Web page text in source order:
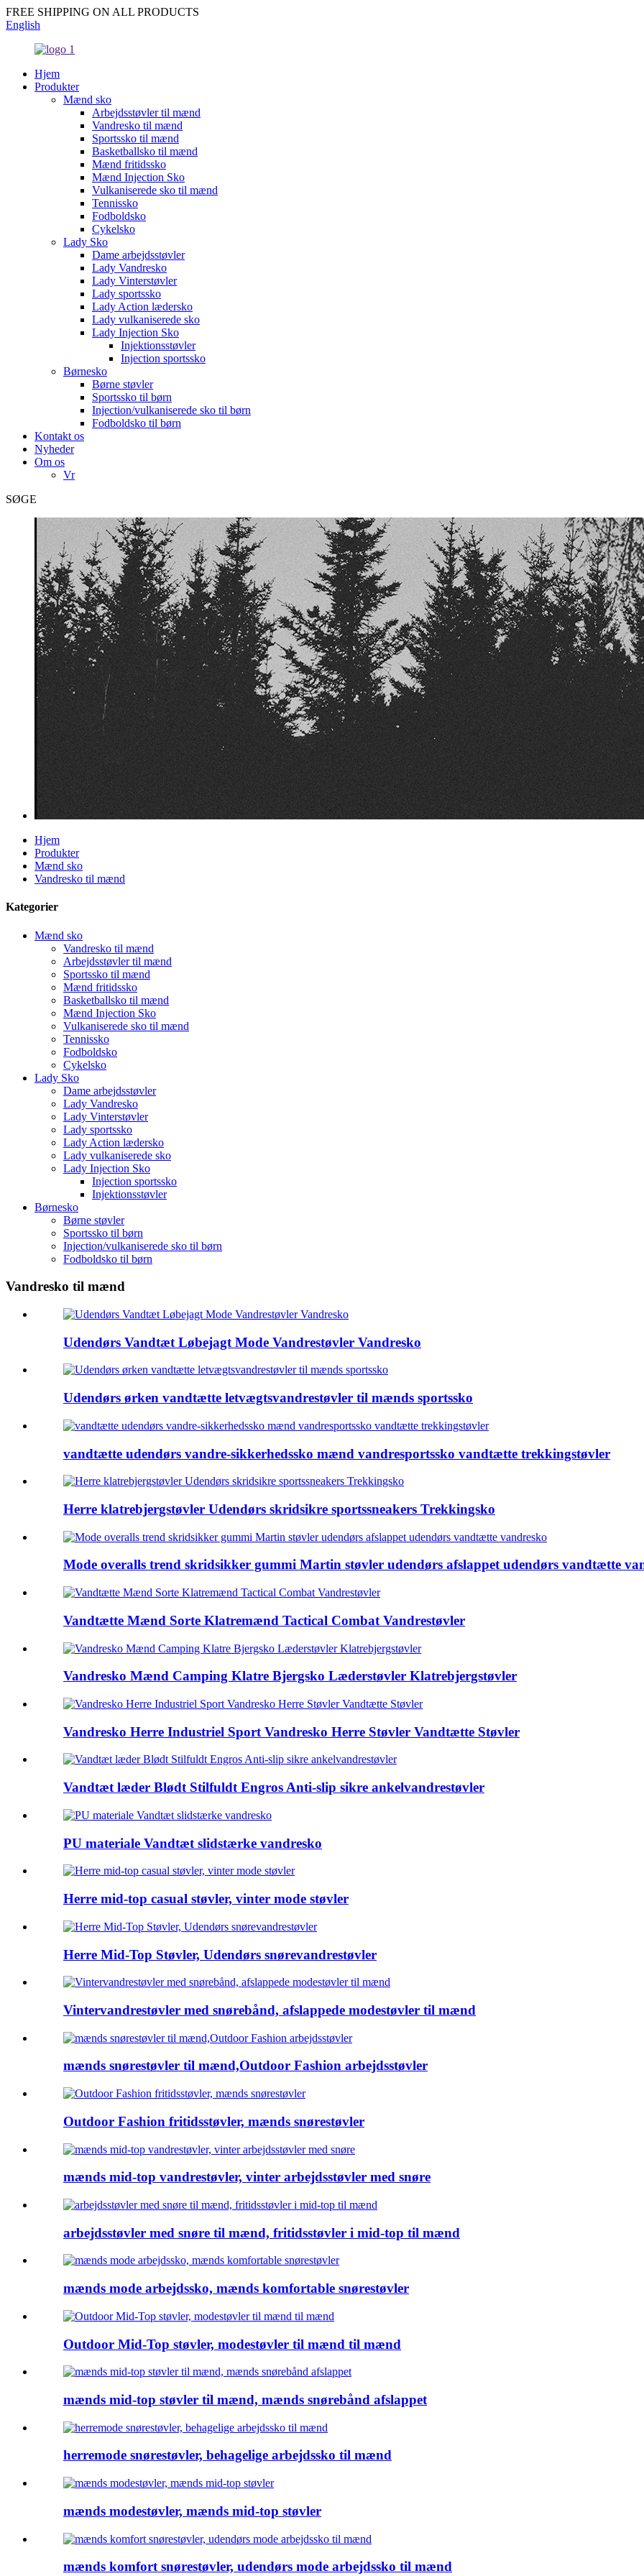
FREE SHIPPING ON ALL PRODUCTS
English
Hjem
Produkter
Mænd sko
Arbejdsstøvler til mænd
Vandresko til mænd
Sportssko til mænd
Basketballsko til mænd
Mænd fritidssko
Mænd Injection Sko
Vulkaniserede sko til mænd
Tennissko
Fodboldsko
Cykelsko
Lady Sko
Dame arbejdsstøvler
Lady Vandresko
Lady Vinterstøvler
Lady sportssko
Lady Action lædersko
Lady vulkaniserede sko
Lady Injection Sko
Injektionsstøvler
Injection sportssko
Børnesko
Børne støvler
Sportssko til børn
Injection/vulkaniserede sko til børn
Fodboldsko til børn
Kontakt os
Nyheder
Om os
Vr
SØGE
Hjem
Produkter
Mænd sko
Vandresko til mænd
Kategorier
Mænd sko
Vandresko til mænd
Arbejdsstøvler til mænd
Sportssko til mænd
Mænd fritidssko
Basketballsko til mænd
Mænd Injection Sko
Vulkaniserede sko til mænd
Tennissko
Fodboldsko
Cykelsko
Lady Sko
Dame arbejdsstøvler
Lady Vandresko
Lady Vinterstøvler
Lady sportssko
Lady Action lædersko
Lady vulkaniserede sko
Lady Injection Sko
Injection sportssko
Injektionsstøvler
Børnesko
Børne støvler
Sportssko til børn
Injection/vulkaniserede sko til børn
Fodboldsko til børn
Vandresko til mænd
Udendørs Vandtæt Løbejagt Mode Vandrestøvler Vandresko
Udendørs ørken vandtætte letvægtsvandrestøvler til mænds sportssko
vandtætte udendørs vandre-sikkerhedssko mænd vandresportssko vandtætte trekkingstøvler
Herre klatrebjergstøvler Udendørs skridsikre sportssneakers Trekkingsko
Mode overalls trend skridsikker gummi Martin støvler udendørs afslappet udendørs vandtætte
Vandtætte Mænd Sorte Klatremænd Tactical Combat Vandrestøvler
Vandresko Mænd Camping Klatre Bjergsko Læderstøvler Klatrebjergstøvler
Vandresko Herre Industriel Sport Vandresko Herre Støvler Vandtætte Støvler
Vandtæt læder Blødt Stilfuldt Engros Anti-slip sikre ankelvandrestøvler
PU materiale Vandtæt slidstærke vandresko
Herre mid-top casual støvler, vinter mode støvler
Herre Mid-Top Støvler, Udendørs snørevandrestøvler
Vintervandrestøvler med snørebånd, afslappede modestøvler til mænd
mænds snørestøvler til mænd,Outdoor Fashion arbejdsstøvler
Outdoor Fashion fritidsstøvler, mænds snørestøvler
mænds mid-top vandrestøvler, vinter arbejdsstøvler med snøre
arbejdsstøvler med snøre til mænd, fritidsstøvler i mid-top til mænd
mænds mode arbejdssko, mænds komfortable snørestøvler
Outdoor Mid-Top støvler, modestøvler til mænd til mænd
mænds mid-top støvler til mænd, mænds snørebånd afslappet
herremode snørestøvler, behagelige arbejdssko til mænd
mænds modestøvler, mænds mid-top støvler
mænds komfort snørestøvler, udendørs mode arbejdssko til mænd